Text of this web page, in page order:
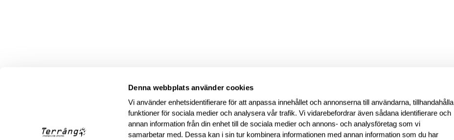
Denna webbplats använder cookies
Vi använder enhetsidentifierare för att anpassa innehållet och annonserna till användarna, tillhandahålla
funktioner för sociala medier och analysera vår trafik. Vi vidarebefordrar även sådana identifierare och
annan information från din enhet till de sociala medier och annons- och analysföretag som vi
samarbetar med. Dessa kan i sin tur kombinera informationen med annan information som du har